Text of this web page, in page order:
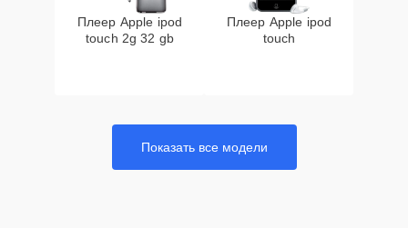
Плеер Apple ipod
touch 2g 32 gb
Плеер Apple ipod
touch
Показать все модели